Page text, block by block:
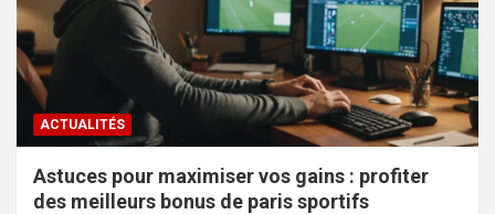
ACTUALITÉS
Astuces pour maximiser vos gains : profiter
des meilleurs bonus de paris sportifs